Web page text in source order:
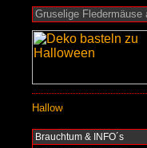
Gruselige
Brauchtum & INFO´s